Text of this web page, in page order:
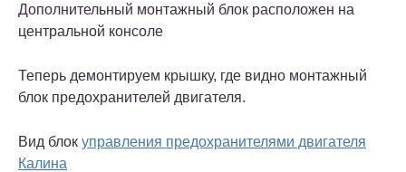
Дополнительный монтажный блок расположен на
центральной консоле
Теперь демонтируем крышку, где видно монтажный
блок предохранителей двигателя.
Вид блок управления предохранителями двигателя
Калина